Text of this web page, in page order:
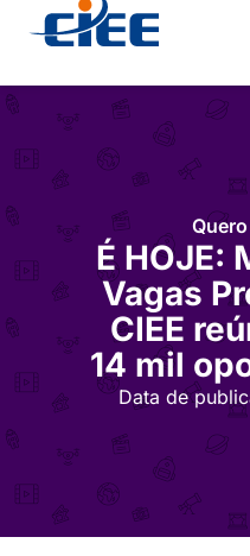
É HOJE:
Vagas
CIEE
14 mil
Data de